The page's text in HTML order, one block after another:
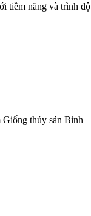
tiềm năng và trình độ
thủy sản Bình